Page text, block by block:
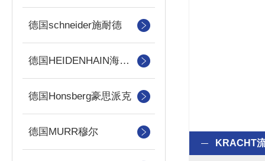
德国schneider施耐德
德国HEIDENHAIN海德汉
德国Honsberg豪思派克
德国MURR穆尔
KRACHT